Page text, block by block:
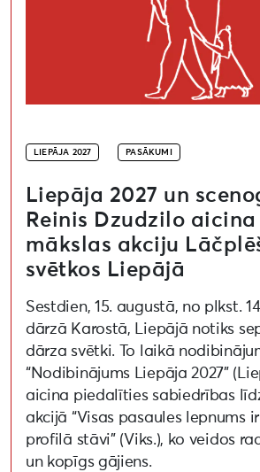
LIEPĀJA 2027 PASĀKUMI
Liepāja 2027 un
Reinis Dzudzilo
mākslas akciju
svētkos Liepājā
Sestdien, 15. augustā, no plkst.
dārzā Karostā, Liepājā notiks
dārza svētki. To laikā
“Nodibinājums Liepāja 2027”
aicina piedalīties sabiedrības
akcijā “Visas pasaules lepnums
profilā stāvi” (Viks.), ko veidos
un kopīgs gājiens.